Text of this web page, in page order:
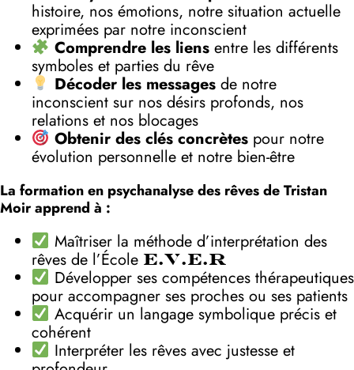
histoire, nos émotions, notre situation actuelle
exprimées par notre inconscient
Comprendre les liensentre les différents
symboles et parties du rêve
Décoder les messagesde notre
inconscient sur nos désirs profonds, nos
relations et nos blocages
Obtenir des clés concrètespour notre
évolution personnelle et notre bien-être
La formation en psychanalyse des rêves de Tristan
Moir apprend à :
Maîtriser la méthode d’interprétation des
rêves de l’École E.V.E.R
Développer ses compétences thérapeutiques
pour accompagner ses proches ou ses patients
Acquérir un langage symbolique précis et
cohérent
Interpréter les rêves avec justesse et